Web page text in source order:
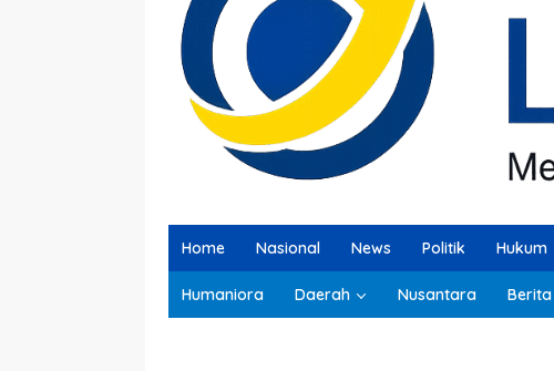
Home Nasional News Politik Hukum
Humaniora Daerah Nusantara